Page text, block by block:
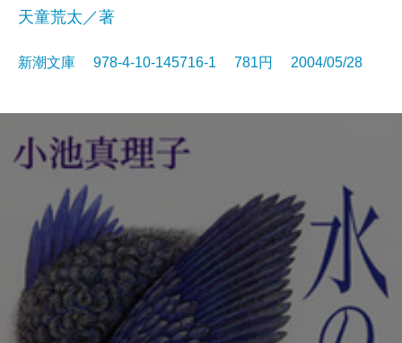
天童荒太／著
新潮文庫 978-4-10-145716-1 781円 2004/05/28